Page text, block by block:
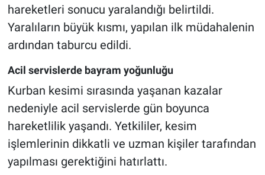
hareketleri sonucu yaralandığı belirtildi.
Yaralıların büyük kısmı, yapılan ilk müdahalenin
ardından taburcu edildi.
Acil servislerde bayram yoğunluğu
Kurban kesimi sırasında yaşanan kazalar
nedeniyle acil servislerde gün boyunca
hareketlilik yaşandı. Yetkililer, kesim
işlemlerinin dikkatli ve uzman kişiler tarafından
yapılması gerektiğini hatırlattı.